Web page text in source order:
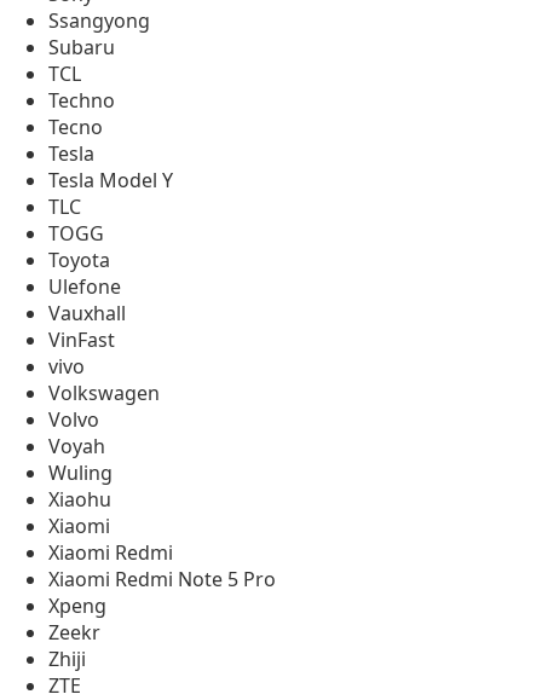
Ssangyong
Subaru
TCL
Techno
Tecno
Tesla
Tesla Model Y
TLC
TOGG
Toyota
Ulefone
Vauxhall
VinFast
vivo
Volkswagen
Volvo
Voyah
Wuling
Xiaohu
Xiaomi
Xiaomi Redmi
Xiaomi Redmi Note 5 Pro
Xpeng
Zeekr
Zhiji
ZTE